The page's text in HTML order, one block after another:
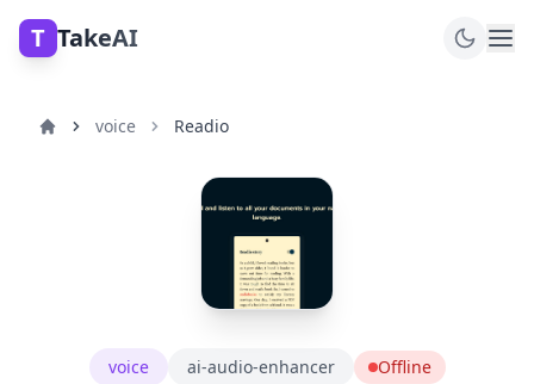
T TakeAI
voice Readio
voice ai-audio-enhancer Offline